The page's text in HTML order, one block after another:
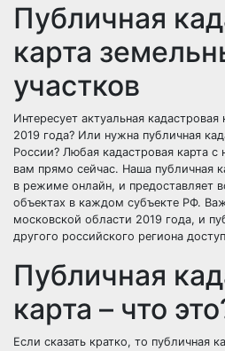
Публичная
карта
участков
Интересует актуальная
2019 года? Или нужна публичная
России? Любая кадастровая карта
вам прямо сейчас. Наша публичная
в режиме онлайн, и предоставляет
объектах в каждом субъекте РФ.
московской области 2019 года, и
другого российского региона
Публичная
карта – что
Если сказать кратко, то публичная